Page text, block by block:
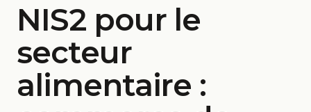
NIS2 pour le
secteur
alimentaire :